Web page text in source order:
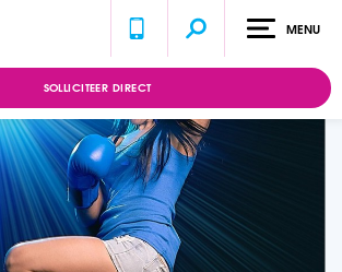
MENU
SOLLICITEER DIRECT